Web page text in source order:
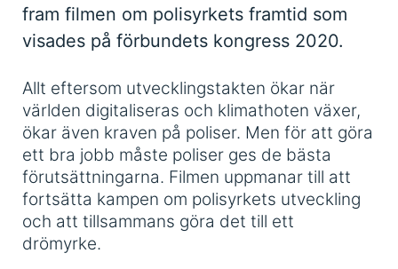
fram filmen om polisyrkets framtid som
visades på förbundets kongress 2020.
Allt eftersom utvecklingstakten ökar när
världen digitaliseras och klimathoten växer,
ökar även kraven på poliser. Men för att göra
ett bra jobb måste poliser ges de bästa
förutsättningarna. Filmen uppmanar till att
fortsätta kampen om polisyrkets utveckling
och att tillsammans göra det till ett
drömyrke.